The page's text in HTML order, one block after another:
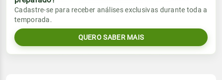
Umidade do ar
39%91%
Rajada de vento
Sol
05:49h às 17:33h
Lua
Chuva
0.0mm
Umidade do ar
Vento
SE - 15km/h
Sol
Cadastre-se para receber análises exclusivas durante toda a
temporada.
QUERO SABER MAIS